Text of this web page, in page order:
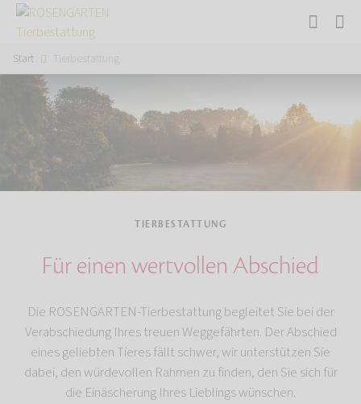
Start Tierbestattung
TIERBESTATTUNG
Für einen wertvollen Abschied
Die ROSENGARTEN-Tierbestattung begleitet Sie bei der
Verabschiedung Ihres treuen Weggefährten. Der Abschied
eines geliebten Tieres fällt schwer, wir unterstützen Sie
dabei, den würdevollen Rahmen zu finden, den Sie sich für
die Einäscherung Ihres Lieblings wünschen.